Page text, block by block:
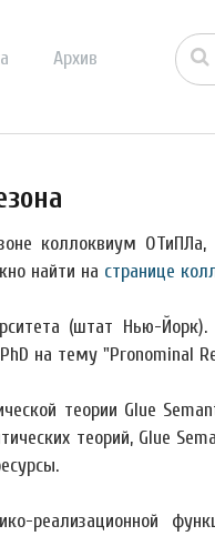
Архив
коллоквиум
найти на странице
(штат Нью-
на тему "Pronominal
теории Glue
теорий, Glue
реализационной